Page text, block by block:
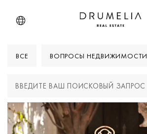
ВСЕ ВОПРОСЫ НЕДВИЖИМОСТИ